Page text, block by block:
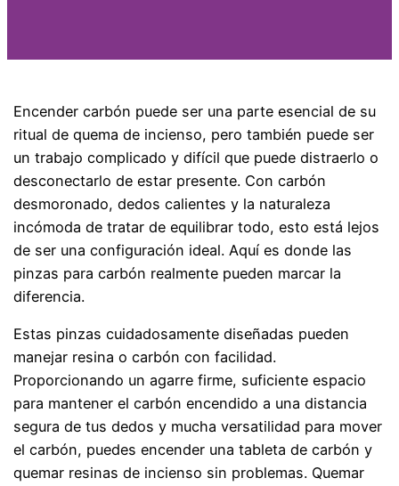
Encender carbón puede ser una parte esencial de su
ritual de quema de incienso, pero también puede ser
un trabajo complicado y difícil que puede distraerlo o
desconectarlo de estar presente. Con carbón
desmoronado, dedos calientes y la naturaleza
incómoda de tratar de equilibrar todo, esto está lejos
de ser una configuración ideal. Aquí es donde las
pinzas para carbón realmente pueden marcar la
diferencia.
Estas pinzas cuidadosamente diseñadas pueden
manejar resina o carbón con facilidad.
Proporcionando un agarre firme, suficiente espacio
para mantener el carbón encendido a una distancia
segura de tus dedos y mucha versatilidad para mover
el carbón, puedes encender una tableta de carbón y
quemar resinas de incienso sin problemas. Quemar